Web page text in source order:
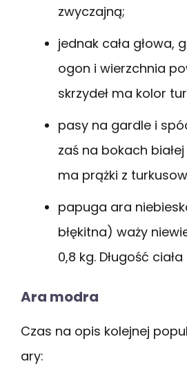
zwyczajną;
jednak cała głowa,
ogon i wierzchnia
skrzydeł ma kolor
pasy na gardle i
zaś na bokach
ma prążki z
papuga ara
błękitna) waży
0,8 kg. Długość
Ara modra
Czas na opis kolejnej
ary: